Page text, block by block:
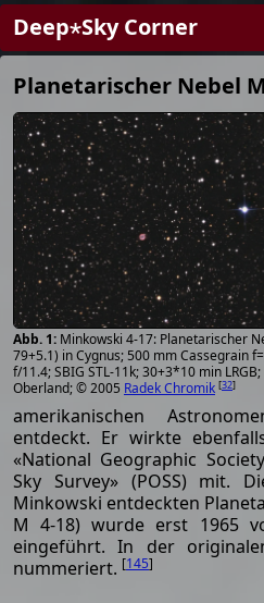
Deep⋆Sky Corner
Planetarischer Nebel
Minkowski 4-17: Planetarischer
79+5.1) in Cygnus; 500 mm Cassegrain
f/11.4; SBIG STL-11k; 30+3*10 min
Oberland; © 2005 Radek Chromik [32]
amerikanischen
entdeckt. Er wirkte
«National Geographic
Sky Survey» (POSS) mit.
Minkowski entdeckten
M 4-18) wurde erst 1965
eingeführt. In der
nummeriert. [145]